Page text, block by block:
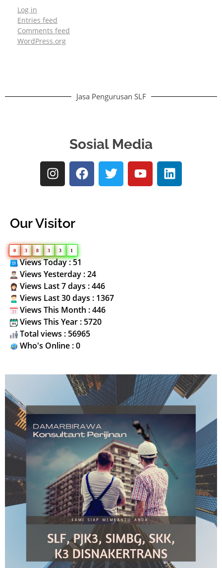
Log in
Entries feed
Comments feed
WordPress.org
Jasa Pengurusan SLF
Sosial Media
Our Visitor
0 3 8 3 3 1
Views Today : 51
Views Yesterday : 24
Views Last 7 days : 446
Views Last 30 days : 1367
Views This Month : 446
Views This Year : 5720
Total views : 56965
Who's Online : 0